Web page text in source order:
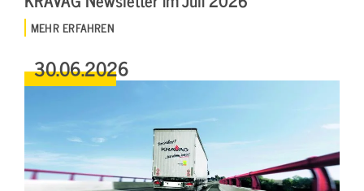
MEHR ERFAHREN
30.06.2026